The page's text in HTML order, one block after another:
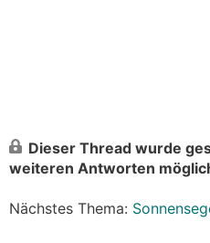
Dieser Thread wurde
weiteren Antworten
Nächstes Thema: